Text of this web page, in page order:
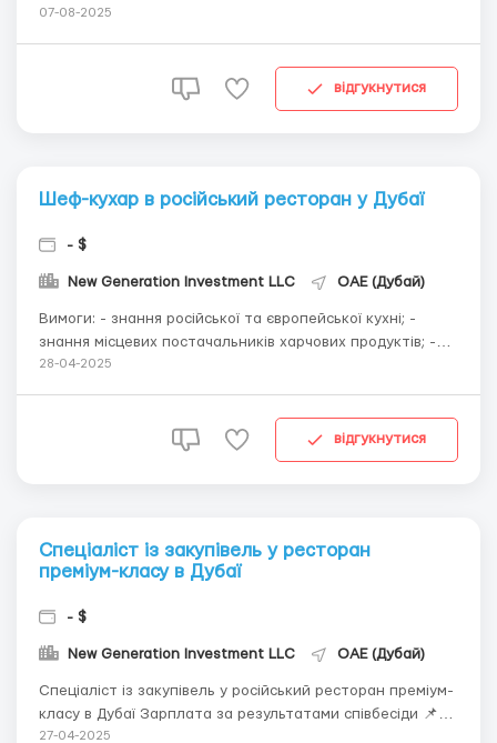
та розміщення гостей, допомога у виборі страв та
прибирання стол...
07-08-2025
відгукнутися
Шеф-кухар в російський ресторан у Дубаї
- $
New Generation Investment LLC ОАЕ (Дубай)
Вимоги: - знання російської та європейської кухні; -
знання місцевих постачальників харчових продуктів; -
знання російської мови. Обов'язки: - розробка меню, -
харчових продуктів, - контрол...
28-04-2025
відгукнутися
Спеціаліст із закупівель у ресторан
преміум-класу в Дубаї
- $
New Generation Investment LLC ОАЕ (Дубай)
Спеціаліст із закупівель у російський ресторан преміум-
класу в Дубаї Зарплата за результатами співбесіди 📌
Локація роботи: Дубай Обов'язки: - 📌 пошук
27-04-2025